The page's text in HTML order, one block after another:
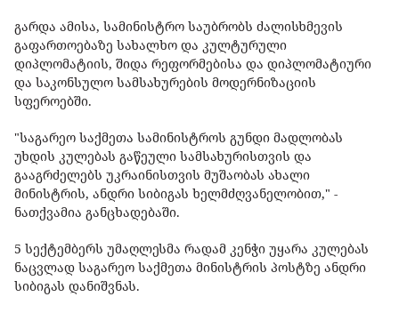
გარდა ამისა, სამინისტრო საუბრობს ძალისხმევის
გაფართოებაზე სახალხო და კულტურული
დიპლომატიის, შიდა რეფორმებისა და დიპლომატიური
და საკონსულო სამსახურების მოდერნიზაციის
სფეროებში.
"საგარეო საქმეთა სამინისტროს გუნდი მადლობას
უხდის კულებას გაწეული სამსახურისთვის და
გააგრძელებს უკრაინისთვის მუშაობას ახალი
მინისტრის, ანდრი სიბიგას ხელმძღვანელობით," -
ნათქვამია განცხადებაში.
5 სექტემბერს უმაღლესმა რადამ კენჭი უყარა კულებას
ნაცვლად საგარეო საქმეთა მინისტრის პოსტზე ანდრი
სიბიგას დანიშვნას.